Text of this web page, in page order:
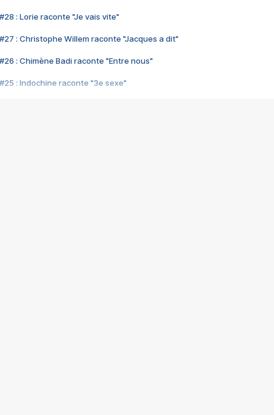
#28 : Lorie raconte "Je vais vite"
#27 : Christophe Willem raconte "Jacques a dit"
#26 : Chimène Badi raconte "Entre nous"
#25 : Indochine raconte "3e sexe"